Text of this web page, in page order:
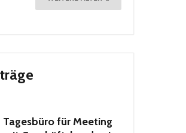
Tagesbüro für Meeting